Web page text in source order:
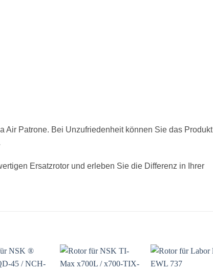
Air Patrone. Bei Unzufriedenheit können Sie das Produkt
Ersatzrotor und erleben Sie die Differenz in Ihrer